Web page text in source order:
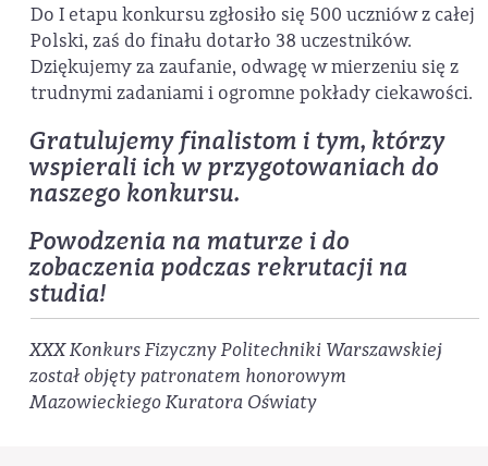
Do I etapu konkursu zgłosiło się 500 uczniów z całej
Polski, zaś do finału dotarło 38 uczestników.
Dziękujemy za zaufanie, odwagę w mierzeniu się z
trudnymi zadaniami i ogromne pokłady ciekawości.
Gratulujemy finalistom i tym, którzy
wspierali ich w przygotowaniach do
naszego konkursu.
Powodzenia na maturze i do
zobaczenia podczas rekrutacji na
studia!
XXX Konkurs Fizyczny Politechniki Warszawskiej
został objęty patronatem honorowym
Mazowieckiego Kuratora Oświaty